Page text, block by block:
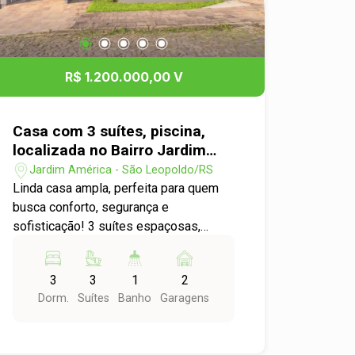
principais vias da cidade. Uma
excelente opção para quem busca
conforto, praticidade, economia e
qualidade de vida. Agende sua visita!
R$ 1.200.000,00 V
Casa com 3 suítes, piscina,
localizada no Bairro Jardim
América
Jardim América - São Leopoldo/RS
Linda casa ampla, perfeita para quem
busca conforto, segurança e
sofisticação! 3 suítes espaçosas,
sala de estar aconchegante, copa e
cozinha integradas, área de serviço
independente, garagem para 2 carros,
3
Dorm.
3
Suítes
1
Banho
2
Garagens